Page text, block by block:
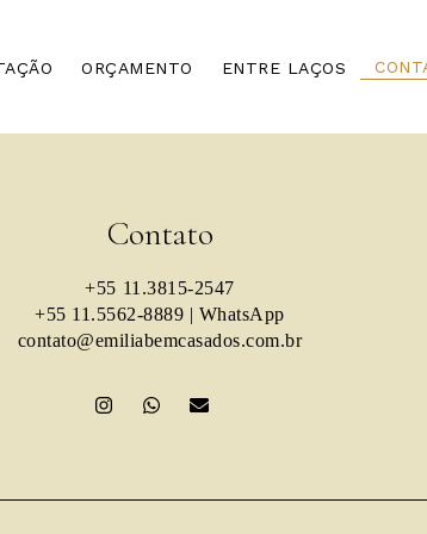
ORÇAMENTO ENTRE LAÇOS
Contato
+55 11.3815-2547
+55 11.5562-8889 | WhatsApp
contato@emiliabemcasados.com.br